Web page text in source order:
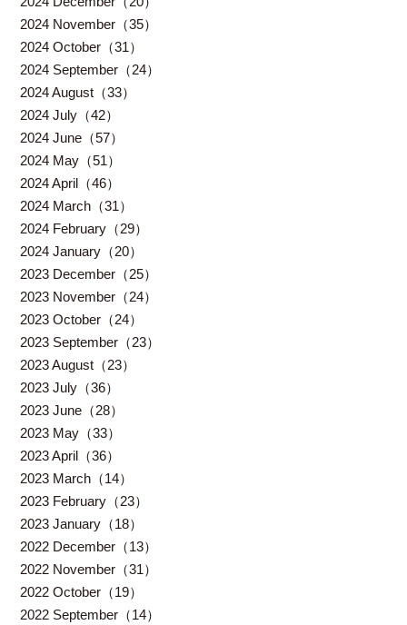
2024 November（35）
2024 October（31）
2024 September（24）
2024 August（33）
2024 July（42）
2024 June（57）
2024 May（51）
2024 April（46）
2024 March（31）
2024 February（29）
2024 January（20）
2023 December（25）
2023 November（24）
2023 October（24）
2023 September（23）
2023 August（23）
2023 July（36）
2023 June（28）
2023 May（33）
2023 April（36）
2023 March（14）
2023 February（23）
2023 January（18）
2022 December（13）
2022 November（31）
2022 October（19）
2022 September（14）